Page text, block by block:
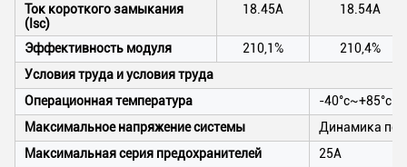
Ток короткого замыкания
(Isc)
18.45А 18.54А
Эффективность модуля 210,1%
210,4%
Условия труда и условия труда
Операционная температура
-40°c~+85°c
Максимальное напряжение системы
Динамика
Максимальная серия предохранителей
25А